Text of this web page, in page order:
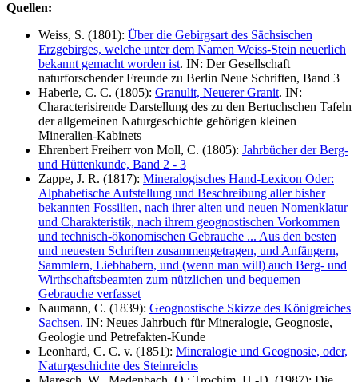
Quellen:
Weiss, S. (1801): Über die Gebirgsart des Sächsischen
Erzgebirges, welche unter dem Namen Weiss-Stein neuerlich
bekannt gemacht worden ist. IN: Der Gesellschaft
naturforschender Freunde zu Berlin Neue Schriften, Band 3
Haberle, C. C. (1805): Granulit, Neuerer Granit. IN:
Characterisirende Darstellung des zu den Bertuchschen Tafeln
der allgemeinen Naturgeschichte gehörigen kleinen
Mineralien-Kabinets
Ehrenbert Freiherr von Moll, C. (1805): Jahrbücher der Berg-
und Hüttenkunde, Band 2 - 3
Zappe, J. R. (1817): Mineralogisches Hand-Lexicon Oder:
Alphabetische Aufstellung und Beschreibung aller bisher
bekannten Fossilien, nach ihrer alten und neuen Nomenklatur
und Charakteristik, nach ihrem geognostischen Vorkommen
und technisch-ökonomischen Gebrauche ... Aus den besten
und neuesten Schriften zusammengetragen, und Anfängern,
Sammlern, Liebhabern, und (wenn man will) auch Berg- und
Wirthschaftsbeamten zum nützlichen und bequemen
Gebrauche verfasset
Naumann, C. (1839): Geognostische Skizze des Königreiches
Sachsen. IN: Neues Jahrbuch für Mineralogie, Geognosie,
Geologie und Petrefakten-Kunde
Leonhard, C. C. v. (1851): Mineralogie und Geognosie, oder,
Naturgeschichte des Steinreichs